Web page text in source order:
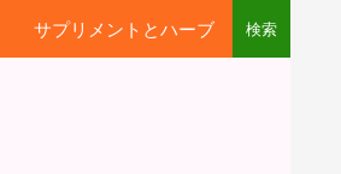
サプリメントとハーブ